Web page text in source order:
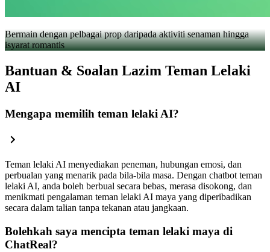
Bermain dengan pelbagai prop daripada aktiviti senaman hingga
isyarat romantis
Bantuan & Soalan Lazim Teman Lelaki
AI
Mengapa memilih teman lelaki AI?
Teman lelaki AI menyediakan peneman, hubungan emosi, dan
perbualan yang menarik pada bila-bila masa. Dengan chatbot teman
lelaki AI, anda boleh berbual secara bebas, merasa disokong, dan
menikmati pengalaman teman lelaki AI maya yang diperibadikan
secara dalam talian tanpa tekanan atau jangkaan.
Bolehkah saya mencipta teman lelaki maya di
ChatReal?